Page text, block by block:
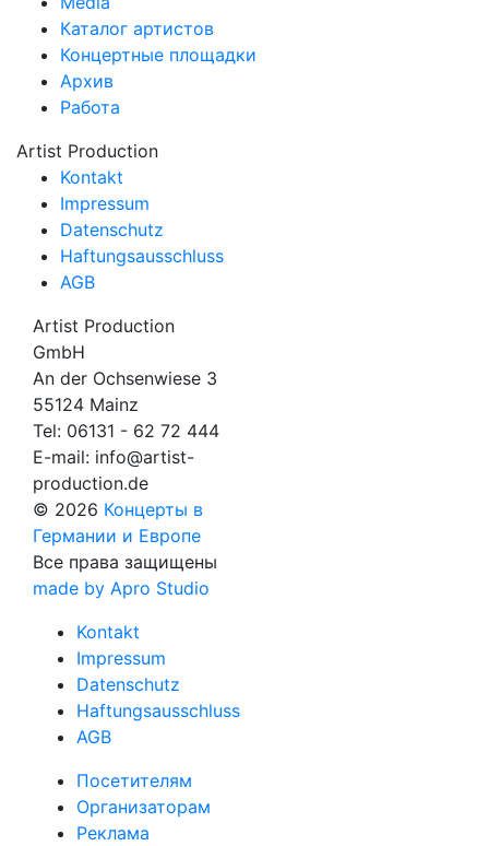
Каталог артистов
Концертные площадки
Архив
Работа
Artist Production
Kontakt
Impressum
Datenschutz
Haftungsausschluss
AGB
Artist Production
GmbH
An der Ochsenwiese 3
55124 Mainz
Tel: 06131 - 62 72 444
E-mail: info@artist-
production.de
© 2026 Концерты в
Германии и Европе
Все права защищены
made by Apro Studio
Kontakt
Impressum
Datenschutz
Haftungsausschluss
AGB
Посетителям
Организаторам
Реклама